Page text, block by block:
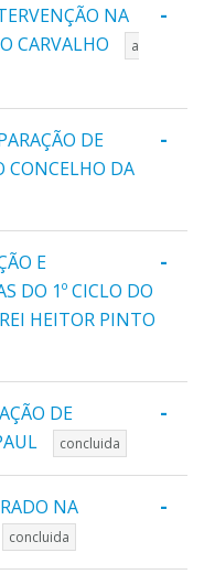
-
NA
CARVALHO
a
-
DE
CONCELHO DA
-
E
DO 1º CICLO DO
HEITOR PINTO
-
DE
concluida
-
NA
concluida